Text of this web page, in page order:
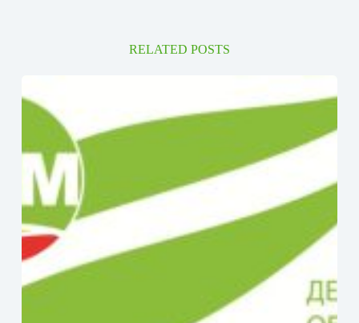
RELATED POSTS